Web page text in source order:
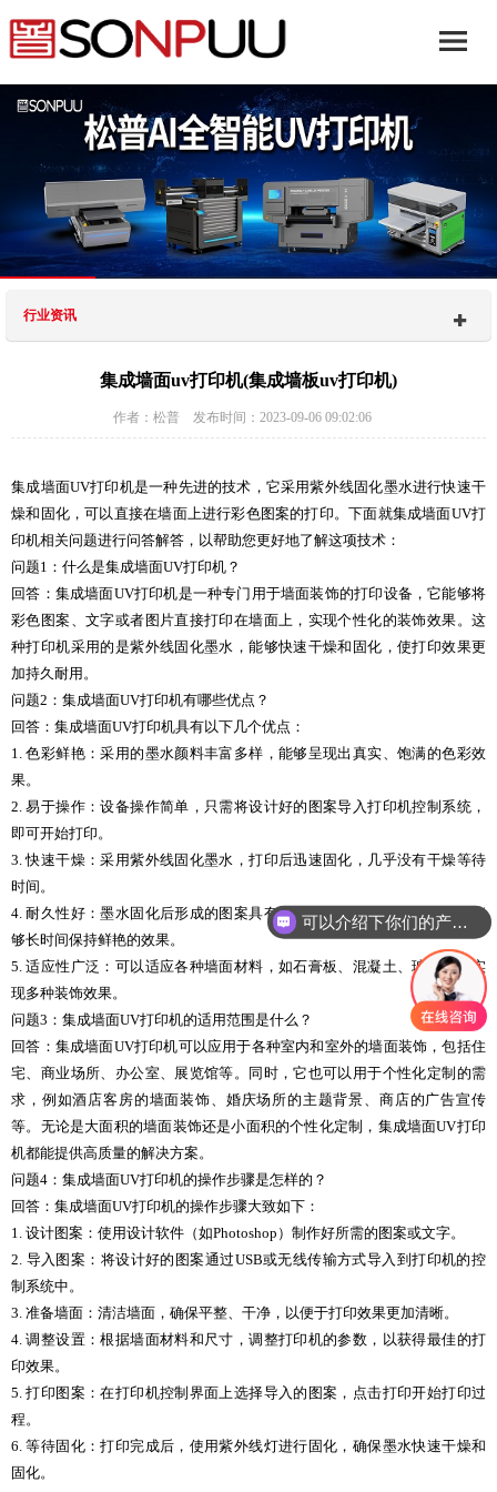
行业资讯
集成墙面uv打印机(集成墙板uv打印机)
作者：松普 发布时间：2023-09-06 09:02:06
集成墙面UV打印机是一种先进的技术，它采用紫外线固化墨水进行快速干
燥和固化，可以直接在墙面上进行彩色图案的打印。下面就集成墙面UV打
印机相关问题进行问答解答，以帮助您更好地了解这项技术：
问题1：什么是集成墙面UV打印机？
回答：集成墙面UV打印机是一种专门用于墙面装饰的打印设备，它能够将
彩色图案、文字或者图片直接打印在墙面上，实现个性化的装饰效果。这
种打印机采用的是紫外线固化墨水，能够快速干燥和固化，使打印效果更
加持久耐用。
问题2：集成墙面UV打印机有哪些优点？
回答：集成墙面UV打印机具有以下几个优点：
1. 色彩鲜艳：采用的墨水颜料丰富多样，能够呈现出真实、饱满的色彩效
果。
2. 易于操作：设备操作简单，只需将设计好的图案导入打印机控制系统，
即可开始打印。
3. 快速干燥：采用紫外线固化墨水，打印后迅速固化，几乎没有干燥等待
时间。
4. 耐久性好：墨水固化后形成的图案具有耐水、耐光、耐磨损等特点，能
够长时间保持鲜艳的效果。
5. 适应性广泛：可以适应各种墙面材料，如石膏板、混凝土、玻璃等，实
现多种装饰效果。
问题3：集成墙面UV打印机的适用范围是什么？
回答：集成墙面UV打印机可以应用于各种室内和室外的墙面装饰，包括住
宅、商业场所、办公室、展览馆等。同时，它也可以用于个性化定制的需
求，例如酒店客房的墙面装饰、婚庆场所的主题背景、商店的广告宣传
等。无论是大面积的墙面装饰还是小面积的个性化定制，集成墙面UV打印
机都能提供高质量的解决方案。
问题4：集成墙面UV打印机的操作步骤是怎样的？
回答：集成墙面UV打印机的操作步骤大致如下：
1. 设计图案：使用设计软件（如Photoshop）制作好所需的图案或文字。
2. 导入图案：将设计好的图案通过USB或无线传输方式导入到打印机的控
制系统中。
3. 准备墙面：清洁墙面，确保平整、干净，以便于打印效果更加清晰。
4. 调整设置：根据墙面材料和尺寸，调整打印机的参数，以获得最佳的打
印效果。
5. 打印图案：在打印机控制界面上选择导入的图案，点击打印开始打印过
程。
6. 等待固化：打印完成后，使用紫外线灯进行固化，确保墨水快速干燥和
固化。
可以介绍下你们的产品么